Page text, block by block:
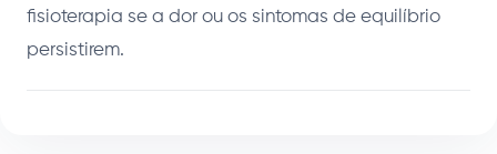
fisioterapia se a dor ou os sintomas de equilíbrio
persistirem.